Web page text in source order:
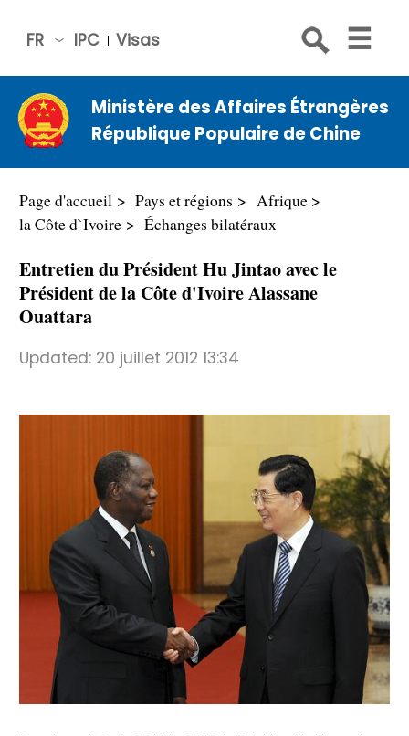
IPC Visas
FR
中文
Engli
sh
Русс
Espa
عربي
Ministère des Affaires Étrangères
République Populaire de Chine
Page d'accueil Pays et régions
Afrique
la Côte d`Ivoire
Échanges bilatéraux
Entretien du Président Hu Jintao avec le
Président de la Côte d'Ivoire Alassane
Ouattara
Updated: 20 juillet 2012 13:34